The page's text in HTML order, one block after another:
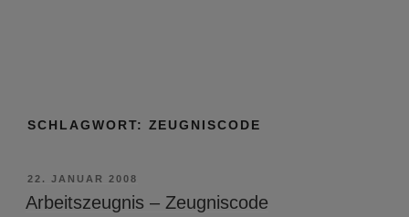
SCHLAGWORT: ZEUGNISCODE
VERÖFFENTLICHT
AM
22. JANUAR 2008
Arbeitszeugnis – Zeugniscode